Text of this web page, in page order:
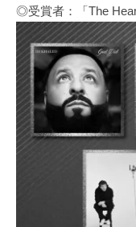
◎受賞者：「The